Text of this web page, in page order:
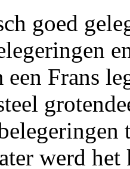
goed
Frans
werd